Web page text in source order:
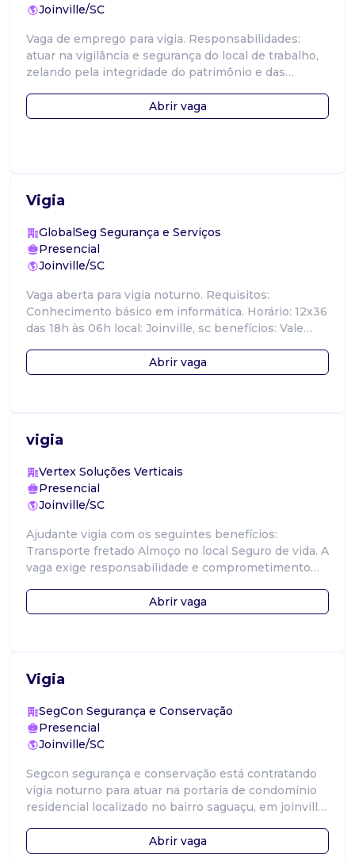
Joinville/SC
Vaga de emprego para vigia. Responsabilidades:
atuar na vigilância e segurança do local de trabalho,
zelando pela integridade do patrimônio e das
Abrir vaga
Vigia
GlobalSeg Segurança e Serviços
Presencial
Joinville/SC
Vaga aberta para vigia noturno. Requisitos:
Conhecimento básico em informática. Horário: 12x36
das 18h às 06h local: Joinville, sc benefícios: Vale
Abrir vaga
vigia
Vertex Soluções Verticais
Presencial
Joinville/SC
Ajudante vigia com os seguintes benefícios:
Transporte fretado Almoço no local Seguro de vida. A
vaga exige responsabilidade e comprometimento
Abrir vaga
Vigia
SegCon Segurança e Conservação
Presencial
Joinville/SC
Segcon segurança e conservação está contratando
vigia noturno para atuar na portaria de condomínio
residencial localizado no bairro saguaçu, em joinville.
Abrir vaga